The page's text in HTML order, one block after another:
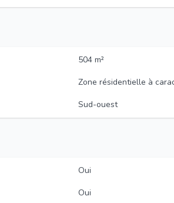
504 m²
Zone résidentielle à
Sud-ouest
Oui
Oui